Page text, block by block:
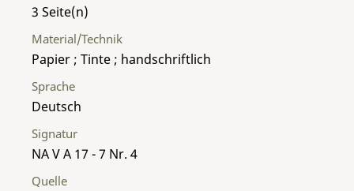
3
Material/Technik
Papier ; Tinte ; handschriftlich
Sprache
Deutsch
Signatur
NA V A 17 - 7 Nr. 4
Quelle